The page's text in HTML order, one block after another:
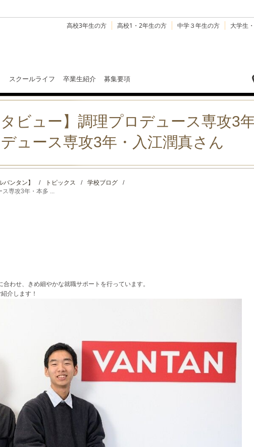
高校3年生の方 高校1・2年生の方 中学３年生の方 大学生
スクールライフ 卒業生紹介 募集要項
タビュー】調理プロデュース専攻3
ュース専攻3年・入江潤真さん
ンタン】 / トピックス / 学校ブログ
/
ス専攻3年・本多 ...
わせ、きめ細やかな就職サポートを行っています。
介します！